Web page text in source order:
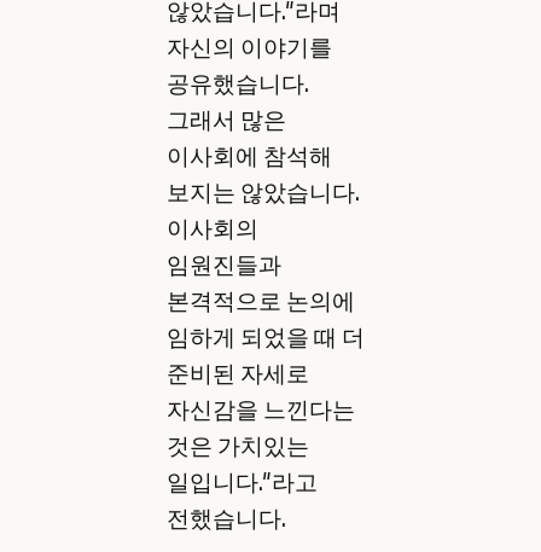
않았습니다."라며
자신의 이야기를
공유했습니다.
그래서 많은
이사회에 참석해
보지는 않았습니다.
이사회의
임원진들과
본격적으로 논의에
임하게 되었을 때 더
준비된 자세로
자신감을 느낀다는
것은 가치있는
일입니다."라고
전했습니다.